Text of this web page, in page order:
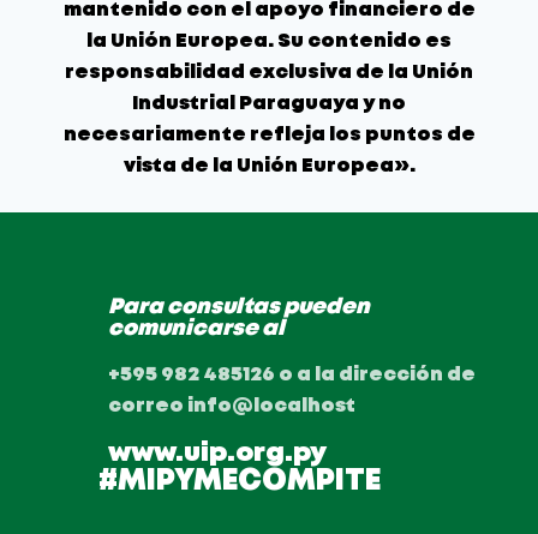
mantenido con el apoyo financiero de
la Unión Europea. Su contenido es
responsabilidad exclusiva de la Unión
Industrial Paraguaya y no
necesariamente refleja los puntos de
vista de la Unión Europea».
Para consultas pueden
comunicarse al
+595 982 485126 o a la dirección de
correo info@localhost
www.uip.org.py
#MIPYMECOMPITE